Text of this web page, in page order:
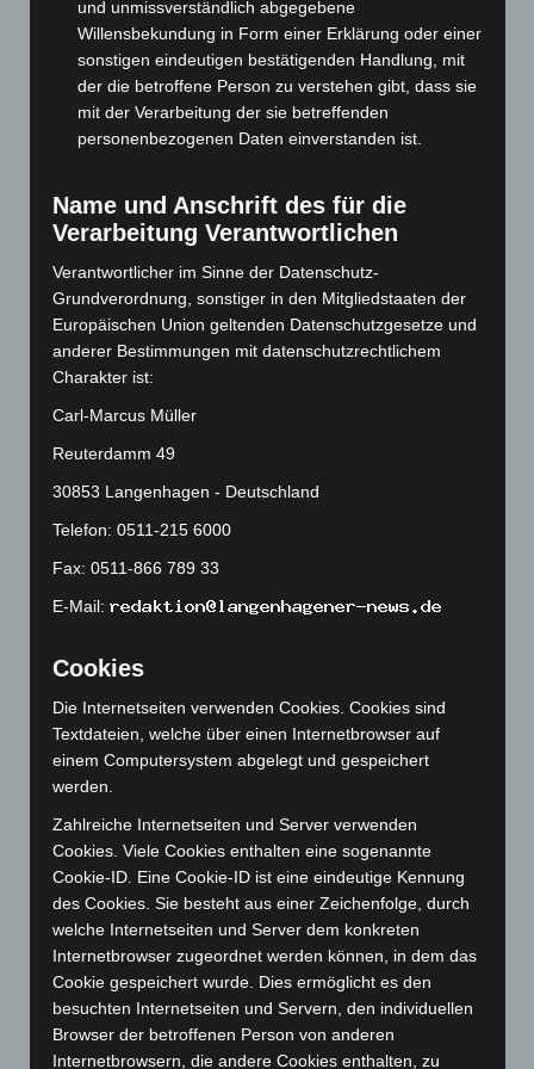
September 2024(112)
August 2024(107)
Juli 2024(89)
Juni 2024(107)
April 2024 (102)
Februar 2024 (103)
Januar 2024(111)
Dezember 2023(130)
September 2023(133)
August 2023(134)
Juli 2023(118)
Juni 2023(142)
Mai 2023(139)
März 2023(174)
Februar 2023(154)
Januar 2023(140)
Dezember 2022
November 2022(167)
Oktober 2022(166)
September 2022(205)
August 2022(166)
Juli 2022(133)
Juni 2022(167)
Mai 2022(177)
und unmissverständlich abgegebene
Willensbekundung in Form einer Erklärung oder einer
sonstigen eindeutigen bestätigenden Handlung, mit
der die betroffene Person zu verstehen gibt, dass sie
mit der Verarbeitung der sie betreffenden
personenbezogenen Daten einverstanden ist.
Name und Anschrift des für die
Verarbeitung Verantwortlichen
Verantwortlicher im Sinne der Datenschutz-
Grundverordnung, sonstiger in den Mitgliedstaaten der
Europäischen Union geltenden Datenschutzgesetze und
anderer Bestimmungen mit datenschutzrechtlichem
Charakter ist:
Carl-Marcus Müller
Reuterdamm 49
30853 Langenhagen - Deutschland
Telefon: 0511-215 6000
Fax: 0511-866 789 33
E-Mail:
Cookies
Die Internetseiten verwenden Cookies. Cookies sind
Textdateien, welche über einen Internetbrowser auf
einem Computersystem abgelegt und gespeichert
werden.
Zahlreiche Internetseiten und Server verwenden
Cookies. Viele Cookies enthalten eine sogenannte
Cookie-ID. Eine Cookie-ID ist eine eindeutige Kennung
des Cookies. Sie besteht aus einer Zeichenfolge, durch
welche Internetseiten und Server dem konkreten
Internetbrowser zugeordnet werden können, in dem das
Cookie gespeichert wurde. Dies ermöglicht es den
besuchten Internetseiten und Servern, den individuellen
Browser der betroffenen Person von anderen
Internetbrowsern, die andere Cookies enthalten, zu